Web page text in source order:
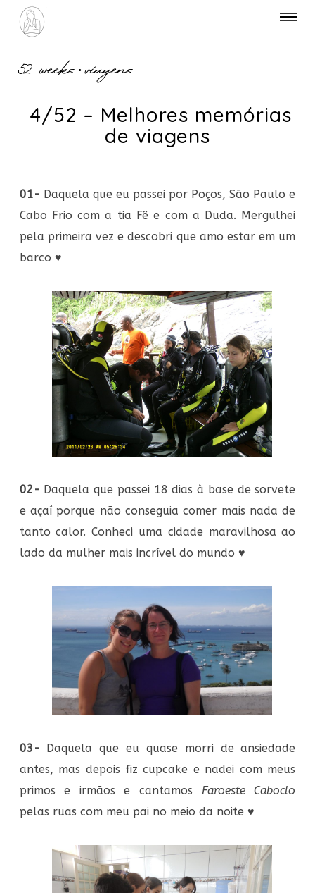
52 weeks•viagens
4/52 – Melhores memórias
de viagens
01- Daquela que eu passei por Poços, São Paulo e
Cabo Frio com a tia Fê e com a Duda. Mergulhei
pela primeira vez e descobri que amo estar em um
barco ♥
02- Daquela que passei 18 dias à base de sorvete
e açaí porque não conseguia comer mais nada de
tanto calor. Conheci uma cidade maravilhosa ao
lado da mulher mais incrível do mundo ♥
03- Daquela que eu quase morri de ansiedade
antes, mas depois fiz cupcake e nadei com meus
primos e irmãos e cantamos Faroeste Caboclo
pelas ruas com meu pai no meio da noite ♥